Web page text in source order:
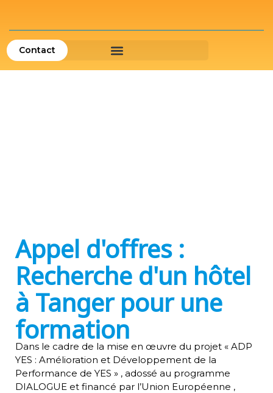
Contact
Appel d'offres :
Recherche d'un hôtel
à Tanger pour une
formation
Dans le cadre de la mise en œuvre du projet « ADP
YES : Amélioration et Développement de la
Performance de YES » , adossé au programme
DIALOGUE et financé par l’Union Européenne ,